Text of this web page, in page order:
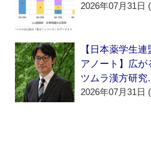
2026年07月31日
【日本薬学生
アノート】広
ツムラ漢方研
2026年07月31日